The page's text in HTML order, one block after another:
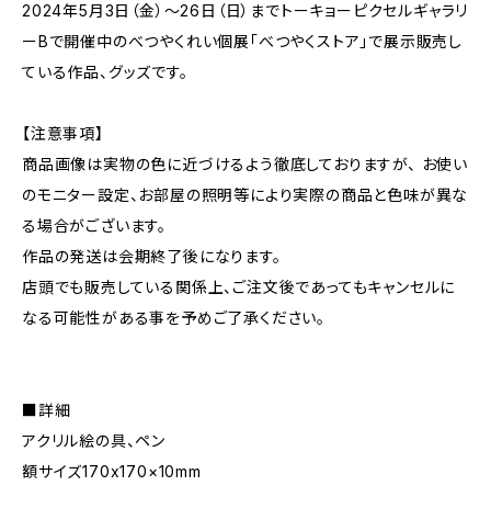
2024年5月3日（金）～26日（日）までトーキョーピクセルギャラリ
ーBで開催中のべつやくれい個展「べつやくストア」で展示販売し
ている作品、グッズです。
【注意事項】
商品画像は実物の色に近づけるよう徹底しておりますが、 お使い
のモニター設定、お部屋の照明等により実際の商品と色味が異な
る場合がございます。
作品の発送は会期終了後になります。
店頭でも販売している関係上、ご注文後であってもキャンセルに
なる可能性がある事を予めご了承ください。
■詳細
アクリル絵の具、ペン
額サイズ170x170×10mm